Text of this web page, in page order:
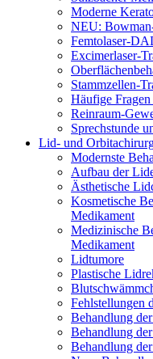
Moderne
NEU:
Femtolaser-
Excimerlaser-
Stammzellen-
Häufige
Reinraum-
Sprechstunde
Lid- und
Modernste
Aufbau der
Ästhetische
Kosmetische
Medikament
Medizinische
Medikament
Lidtumore
Plastische
Fehlstellungen
Behandlung
Behandlung
Behandlung